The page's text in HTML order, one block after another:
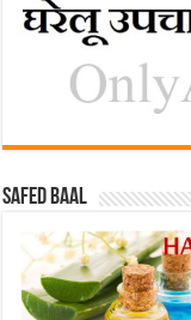
Safed baal